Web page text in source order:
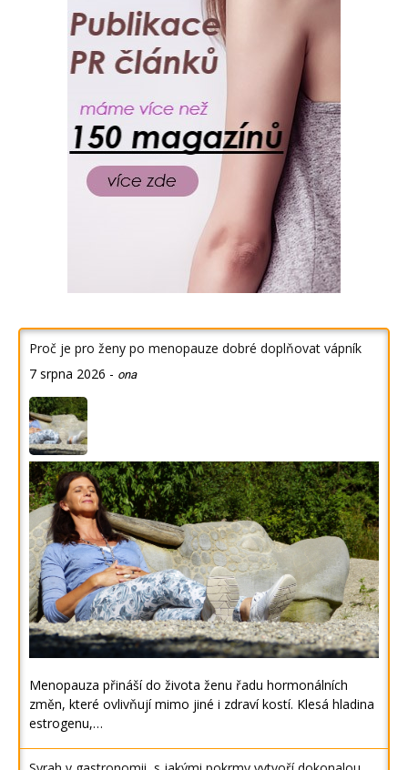
Proč je pro ženy po menopauze dobré doplňovat vápník
7 srpna 2026 - ona
Menopauza přináší do života ženu řadu hormonálních
změn, které ovlivňují mimo jiné i zdraví kostí. Klesá hladina
estrogenu,…